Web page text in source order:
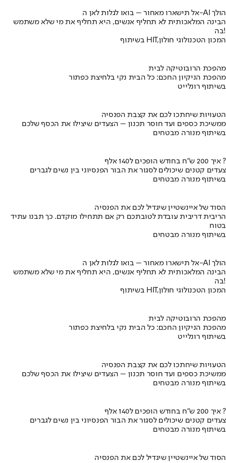
אל תישארו מאחור – בואו לגלות לאן ה-AI הולך
הבינה המלאכותית לא תחליף אנשים, היא תחליף את מי שלא משתמש
בה!
בשיתוף HIT,המכון הטכנולוגי חולון
מהפכת הרובוטיקה לבית
מהפכת הניקיון החכם: כל הבית נקי בלחיצת כפתור
בשיתוף רונלייט
הטעויות שיחתכו לכם את קצבת הפנסיה
ממשיכת כספים ועד חוסר תכנון – הצעדים שיצילו את הכסף שלכם
בשיתוף מנורה מבטחים
איך 200 ש"ח בחודש הופכים ל140 אלף ?
צעדים קטנים שיכולים לסגור את הבור הפנסיוני בין נשים לגברים
בשיתוף מנורה מבטחים
הסוד של איינשטיין שיגדיל לכם את הפנסיה
הריבית דריבית עובדת לטובתכם רק אם תתחילו מוקדם. כך תבנו עתיד
בטוח
בשיתוף מנורה מבטחים
אל תישארו מאחור – בואו לגלות לאן ה-AI הולך
הבינה המלאכותית לא תחליף אנשים, היא תחליף את מי שלא משתמש
בה!
בשיתוף HIT,המכון הטכנולוגי חולון
מהפכת הרובוטיקה לבית
מהפכת הניקיון החכם: כל הבית נקי בלחיצת כפתור
בשיתוף רונלייט
הטעויות שיחתכו לכם את קצבת הפנסיה
ממשיכת כספים ועד חוסר תכנון – הצעדים שיצילו את הכסף שלכם
בשיתוף מנורה מבטחים
איך 200 ש"ח בחודש הופכים ל140 אלף ?
צעדים קטנים שיכולים לסגור את הבור הפנסיוני בין נשים לגברים
בשיתוף מנורה מבטחים
הסוד של איינשטיין שיגדיל לכם את הפנסיה